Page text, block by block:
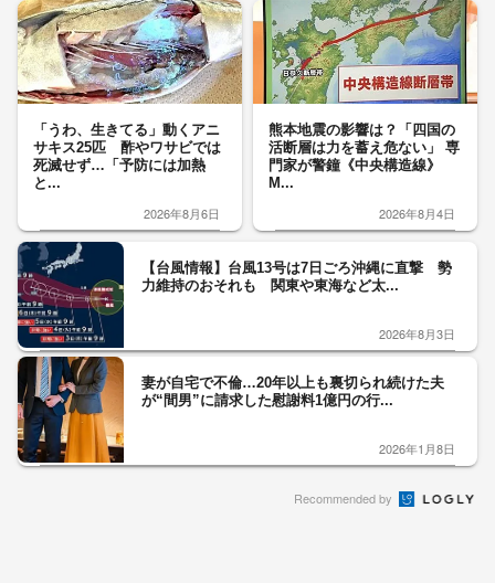
「うわ、生きてる」動くアニ
サキス25匹 酢やワサビでは
死滅せず…「予防には加熱
と...
2026年8月6日
熊本地震の影響は？「四国の
活断層は力を蓄え危ない」 専
門家が警鐘《中央構造線》
M...
2026年8月4日
【台風情報】台風13号は7日ごろ沖縄に直撃 勢
力維持のおそれも 関東や東海など太...
2026年8月3日
妻が自宅で不倫…20年以上も裏切られ続けた夫
が“間男”に請求した慰謝料1億円の行...
2026年1月8日
Recommended by